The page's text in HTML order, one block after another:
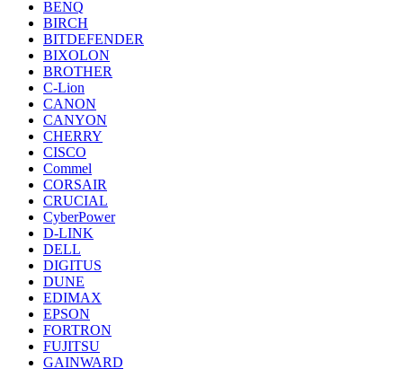
BENQ
BIRCH
BITDEFENDER
BIXOLON
BROTHER
C-Lion
CANON
CANYON
CHERRY
CISCO
Commel
CORSAIR
CRUCIAL
CyberPower
D-LINK
DELL
DIGITUS
DUNE
EDIMAX
EPSON
FORTRON
FUJITSU
GAINWARD